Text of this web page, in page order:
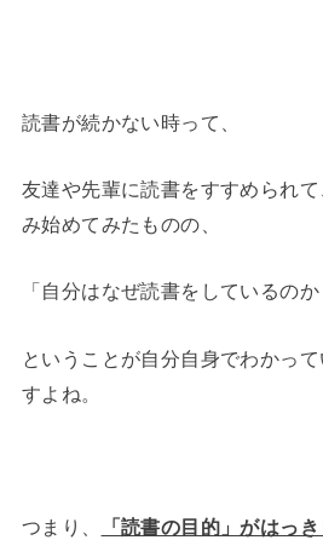
読書が続かない時って、
友達や先輩に読書をすすめられて
み始めてみたものの、
「自分はなぜ読書をしているのか
ということが自分自身でわかっ
すよね。
つまり、
「読書の目的」がはっ